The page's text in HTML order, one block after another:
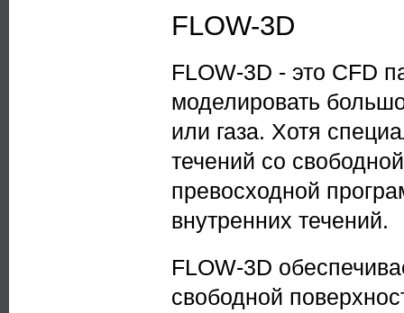
FLOW-3D
FLOW-3D - это CFD
моделировать
или газа. Хотя
течений со
превосходной
внутренних течений.
FLOW-3D
свободной